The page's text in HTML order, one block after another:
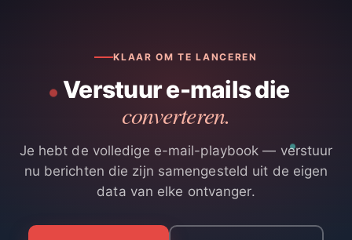
KLAAR OM TE LANCEREN
Verstuur e-mails die
converteren.
Je hebt de volledige e-mail-playbook — verstuur
nu berichten die zijn samengesteld uit de eigen
data van elke ontvanger.